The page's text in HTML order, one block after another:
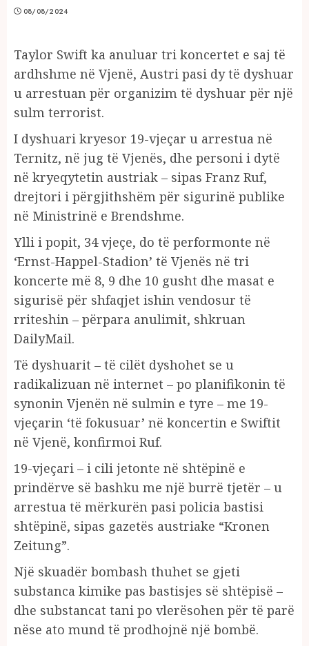
08/08/2024
Taylor Swift ka anuluar tri koncertet e saj të
ardhshme në Vjenë, Austri pasi dy të dyshuar
u arrestuan për organizim të dyshuar për një
sulm terrorist.
I dyshuari kryesor 19-vjeçar u arrestua në
Ternitz, në jug të Vjenës, dhe personi i dytë
në kryeqytetin austriak – sipas Franz Ruf,
drejtori i përgjithshëm për sigurinë publike
në Ministrinë e Brendshme.
Ylli i popit, 34 vjeçe, do të performonte në
‘Ernst-Happel-Stadion’ të Vjenës në tri
koncerte më 8, 9 dhe 10 gusht dhe masat e
sigurisë për shfaqjet ishin vendosur të
rriteshin – përpara anulimit, shkruan
DailyMail.
Të dyshuarit – të cilët dyshohet se u
radikalizuan në internet – po planifikonin të
synonin Vjenën në sulmin e tyre – me 19-
vjeçarin ‘të fokusuar’ në koncertin e Swiftit
në Vjenë, konfirmoi Ruf.
19-vjeçari – i cili jetonte në shtëpinë e
prindërve së bashku me një burrë tjetër – u
arrestua të mërkurën pasi policia bastisi
shtëpinë, sipas gazetës austriake “Kronen
Zeitung”.
Një skuadër bombash thuhet se gjeti
substanca kimike pas bastisjes së shtëpisë –
dhe substancat tani po vlerësohen për të parë
nëse ato mund të prodhojnë një bombë.